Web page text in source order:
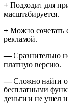
+ Подходит для
масштабируется.
+ Можно сочетать
рекламой.
—Сравнительно
платную версию.
—Сложно найти
бесплатными
деньги и не ушел